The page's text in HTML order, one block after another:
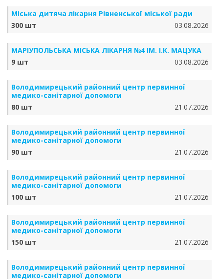
Міська дитяча лікарня Рівненської міської ради
300 шт
03.08.2026
МАРІУПОЛЬСЬКА МІСЬКА ЛІКАРНЯ №4 ІМ. І.К. МАЦУКА
9 шт
03.08.2026
Володимирецький районний центр первинної
медико-санітарної допомоги
80 шт
21.07.2026
Володимирецький районний центр первинної
медико-санітарної допомоги
90 шт
21.07.2026
Володимирецький районний центр первинної
медико-санітарної допомоги
100 шт
21.07.2026
Володимирецький районний центр первинної
медико-санітарної допомоги
150 шт
21.07.2026
Володимирецький районний центр первинної
медико-санітарної допомоги